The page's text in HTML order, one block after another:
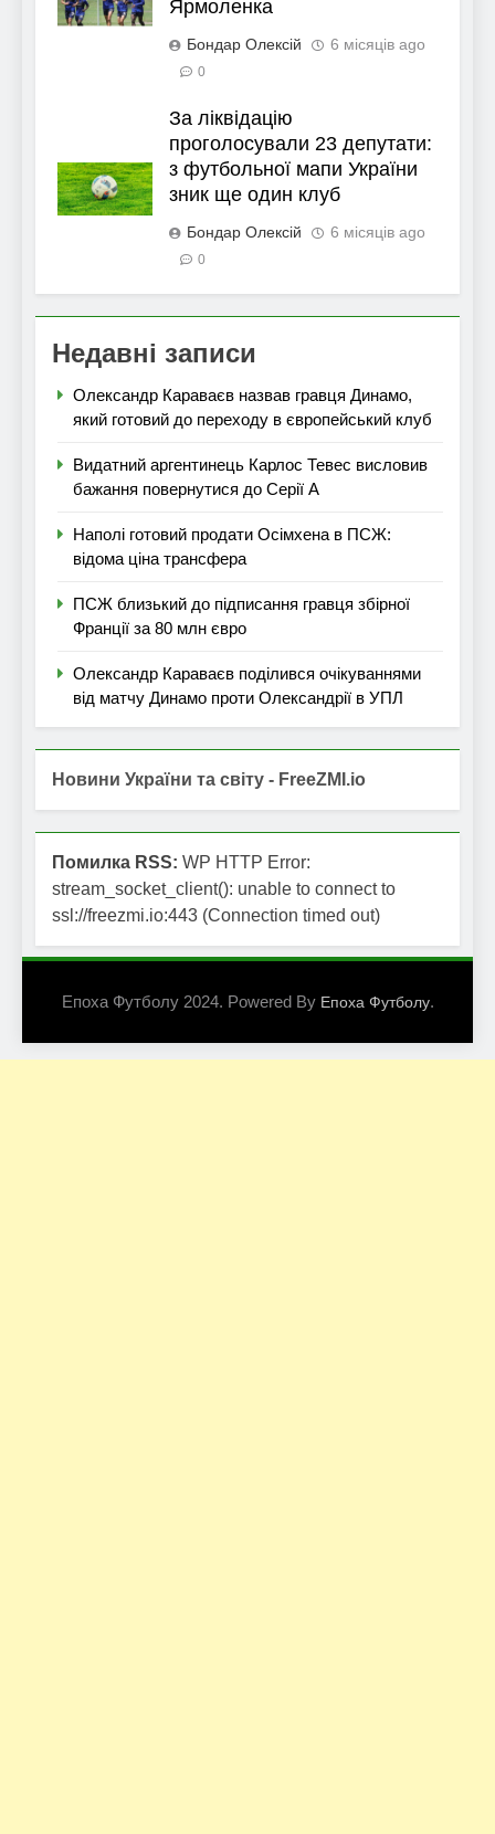
Ярмоленка
Бондар Олексій 6 місяців ago
0
За ліквідацію
проголосували 23 депутати:
з футбольної мапи України
зник ще один клуб
Бондар Олексій 6 місяців ago
0
Недавні записи
Олександр Караваєв назвав гравця Динамо,
який готовий до переходу в європейський клуб
Видатний аргентинець Карлос Тевес висловив
бажання повернутися до Серії А
Наполі готовий продати Осімхена в ПСЖ:
відома ціна трансфера
ПСЖ близький до підписання гравця збірної
Франції за 80 млн євро
Олександр Караваєв поділився очікуваннями
від матчу Динамо проти Олександрії в УПЛ
Новини України та світу - FreeZMI.io
Помилка RSS: WP HTTP Error:
stream_socket_client(): unable to connect to
ssl://freezmi.io:443 (Connection timed out)
Епоха Футболу 2024. Powered By Епоха Футболу.